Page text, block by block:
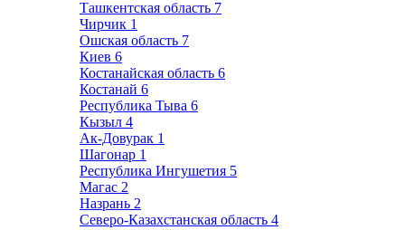
Ташкентская область 7
Чирчик 1
Ошская область 7
Киев 6
Костанайская область 6
Костанай 6
Республика Тыва 6
Кызыл 4
Ак-Довурак 1
Шагонар 1
Республика Ингушетия 5
Магас 2
Назрань 2
Северо-Казахстанская область 4